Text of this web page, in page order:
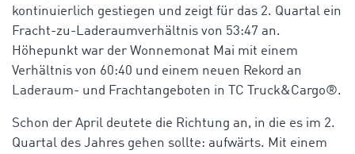
kontinuierlich gestiegen und zeigt für das 2. Quartal ein
Fracht-zu-Laderaumverhältnis von 53:47 an.
Höhepunkt war der Wonnemonat Mai mit einem
Verhältnis von 60:40 und einem neuen Rekord an
Laderaum- und Frachtangeboten in TC Truck&Cargo®.
Schon der April deutete die Richtung an, in die es im 2.
Quartal des Jahres gehen sollte: aufwärts. Mit einem